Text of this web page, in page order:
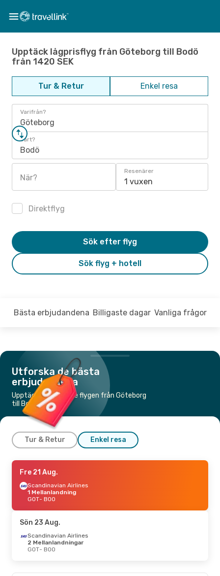
Upptäck lågprisflyg från Göteborg till Bodö
från 1420 SEK
Tur & Retur Enkel resa
Varifrån?
Göteborg
Vart?
Bodö
När?
Resenärer
1 vuxen
Direktflyg
Sök flyg + hotell
Sök efter flyg
Bästa erbjudandena Billigaste dagar Vanliga frågor
Utforska de bästa
erbjudandena
Upptäck de billigaste flygen från Göteborg
till Bodö
Tur & Retur Enkel resa
Fre 28 Aug.
Scandinavian Airlines
GOT- BOO
Scandinavian Airlines
Fre 16 Okt.- Ons 21 Okt.
Wideroe1 Mellanlandning
GOT- BOO
Fre 21 Aug.
Scandinavian Airlines
1 Mellanlandning
GOT- BOO
Sön 23 Aug.
Scandinavian Airlines
2 Mellanlandningar
GOT- BOO